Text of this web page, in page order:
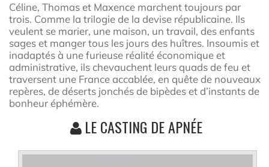
Céline, Thomas et Maxence marchent toujours par
trois. Comme la trilogie de la devise républicaine. Ils
veulent se marier, une maison, un travail, des enfants
sages et manger tous les jours des huîtres. Insoumis et
inadaptés à une furieuse réalité économique et
administrative, ils chevauchent leurs quads de feu et
traversent une France accablée, en quête de nouveaux
repères, de déserts jonchés de bipèdes et d’instants de
bonheur éphémère.
LE CASTING DE APNÉE